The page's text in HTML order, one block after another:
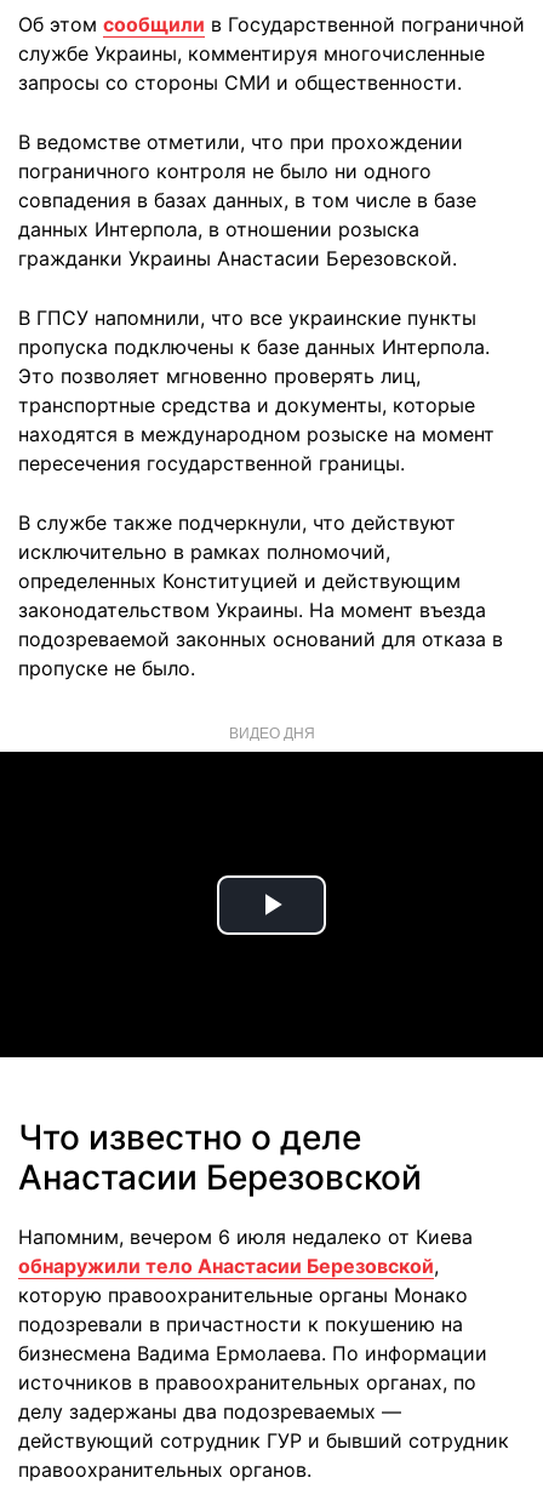
Об этом сообщили в Государственной пограничной
службе Украины, комментируя многочисленные
запросы со стороны СМИ и общественности.
В ведомстве отметили, что при прохождении
пограничного контроля не было ни одного
совпадения в базах данных, в том числе в базе
данных Интерпола, в отношении розыска
гражданки Украины Анастасии Березовской.
В ГПСУ напомнили, что все украинские пункты
пропуска подключены к базе данных Интерпола.
Это позволяет мгновенно проверять лиц,
транспортные средства и документы, которые
находятся в международном розыске на момент
пересечения государственной границы.
В службе также подчеркнули, что действуют
исключительно в рамках полномочий,
определенных Конституцией и действующим
законодательством Украины. На момент въезда
подозреваемой законных оснований для отказа в
пропуске не было.
ВИДЕО ДНЯ
Play
Что известно о деле
Анастасии Березовской
Напомним, вечером 6 июля недалеко от Киева
обнаружили тело Анастасии Березовской,
которую правоохранительные органы Монако
подозревали в причастности к покушению на
бизнесмена Вадима Ермолаева. По информации
источников в правоохранительных органах, по
делу задержаны два подозреваемых —
действующий сотрудник ГУР и бывший сотрудник
правоохранительных органов.